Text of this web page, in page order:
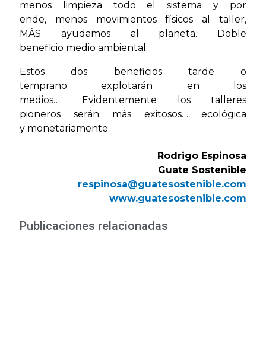
menos limpieza todo el sistema y por
ende, menos movimientos físicos al taller,
MÁS ayudamos al planeta. Doble
beneficio medio ambiental.
Estos dos beneficios tarde o
temprano explotarán en los
medios…. Evidentemente los talleres
pioneros serán más exitosos… ecológica
y monetariamente.
Rodrigo Espinosa
Guate Sostenible
respinosa@guatesostenible.com
www.guatesostenible.com
Publicaciones relacionadas